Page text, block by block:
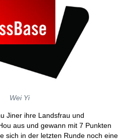
Wei Yi
Jiner ihre Landsfrau und
aus und gewann mit 7 Punkten
sich in der letzten Runde noch eine